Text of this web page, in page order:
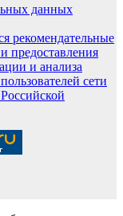
данных
рекомендательные
предоставления
и анализа
сети